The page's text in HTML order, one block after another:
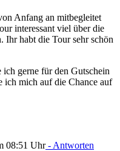
Anfang an mitbegleitet
interessant viel über die
Ihr habt die Tour sehr schön
gerne für den Gutschein
mich auf die Chance auf
08:51 Uhr- Antworten